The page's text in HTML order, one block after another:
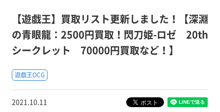
【遊戯王】買取リスト更新しました！【深淵
の青眼龍：2500円買取！閃刀姫-ロゼ 20th
シークレット 70000円買取など！】
遊戯王OCG
2021.10.11